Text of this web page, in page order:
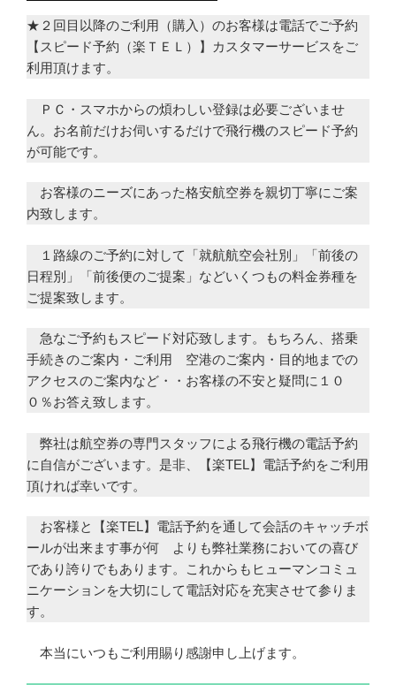
★２回目以降のご利用（購入）のお客様は電話でご予約
【スピード予約（楽ＴＥＬ）】カスタマーサービスをご
利用頂けます。
ＰＣ・スマホからの煩わしい登録は必要ございませ
ん。お名前だけお伺いするだけで飛行機のスピード予約
が可能です。
お客様のニーズにあった格安航空券を親切丁寧にご案
内致します。
１路線のご予約に対して「就航航空会社別」「前後の
日程別」「前後便のご提案」などいくつもの料金券種を
ご提案致します。
急なご予約もスピード対応致します。もちろん、搭乗
手続きのご案内・ご利用 空港のご案内・目的地までの
アクセスのご案内など・・お客様の不安と疑問に１０
０％お答え致します。
弊社は航空券の専門スタッフによる飛行機の電話予約
に自信がございます。是非、【楽TEL】電話予約をご利用
頂ければ幸いです。
お客様と【楽TEL】電話予約を通して会話のキャッチボ
ールが出来ます事が何 よりも弊社業務においての喜び
であり誇りでもあります。これからもヒューマンコミュ
ニケーションを大切にして電話対応を充実させて参りま
す。
本当にいつもご利用賜り感謝申し上げます。